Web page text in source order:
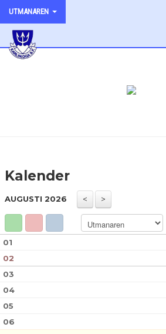
UTMANAREN
HEM
Kalender
AUGUSTI 2026
01
02
03
04
05
06